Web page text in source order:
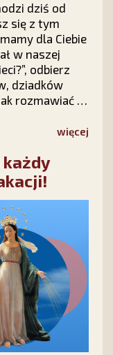
dziś od
się z tym
dla Ciebie
w naszej
odbierz
dziadków
rozmawiać z
Chrystusa.więcej
każdy